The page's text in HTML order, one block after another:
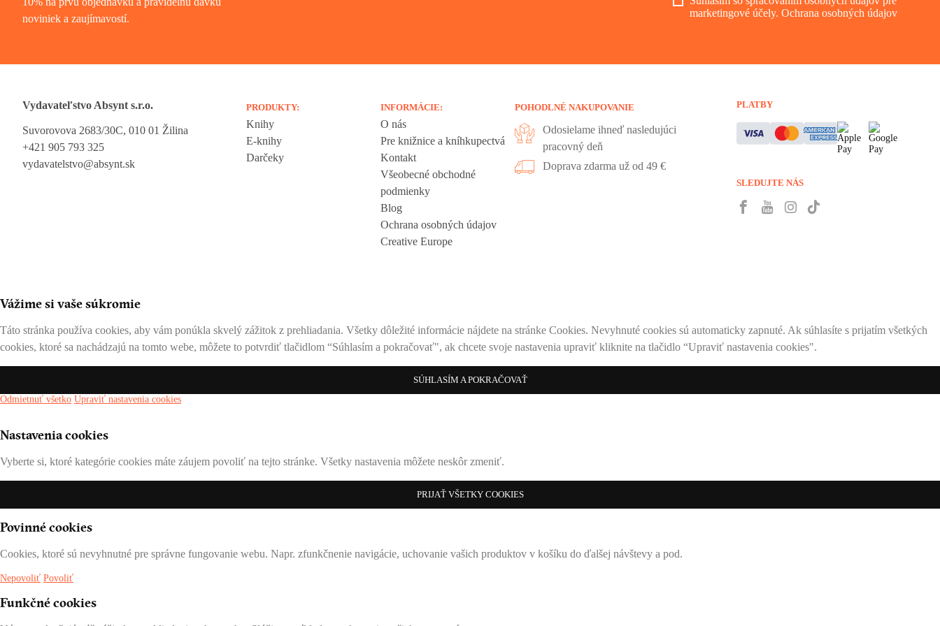
noviniek a zaujímavostí.
marketingové účely. Ochrana osobných údajov
Vydavateľstvo Absynt s.r.o.
Suvorovova 2683/30C, 010 01 Žilina
+421 905 793 325
vydavatelstvo@absynt.sk
PRODUKTY:
Knihy
E-knihy
Darčeky
INFORMÁCIE:
O nás
Pre knižnice a kníhkupectvá
Kontakt
Všeobecné obchodné
podmienky
Blog
Ochrana osobných údajov
Creative Europe
POHODLNÉ NAKUPOVANIE
Odosielame ihneď nasledujúci
pracovný deň
Doprava zdarma už od 49 €
PLATBY
SLEDUJTE NÁS
Vážime si vaše súkromie
Táto stránka používa cookies, aby vám ponúkla skvelý zážitok z prehliadania. Všetky dôležité informácie nájdete na stránke Cookies. Nevyhnuté cookies sú automaticky zapnuté. Ak súhlasíte s prijatím všetkých
cookies, ktoré sa nachádzajú na tomto webe, môžete to potvrdiť tlačidlom “Súhlasím a pokračovať", ak chcete svoje nastavenia upraviť kliknite na tlačidlo “Upraviť nastavenia cookies".
SÚHLASÍM A POKRAČOVAŤ
Odmietnuť všetko Upraviť nastavenia cookies
Nastavenia cookies
Vyberte si, ktoré kategórie cookies máte záujem povoliť na tejto stránke. Všetky nastavenia môžete neskôr zmeniť.
PRIJAŤ VŠETKY COOKIES
Povinné cookies
Cookies, ktoré sú nevyhnutné pre správne fungovanie webu. Napr. zfunkčnenie navigácie, uchovanie vašich produktov v košíku do ďalšej návštevy a pod.
Nepovoliť Povoliť
Funkčné cookies